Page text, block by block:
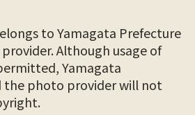
to Yamagata Prefecture
Although usage of
Yamagata
the photo provider will not